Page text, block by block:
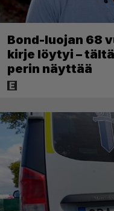
Bond-luojan 68
kirje löytyi –
perin näyttää